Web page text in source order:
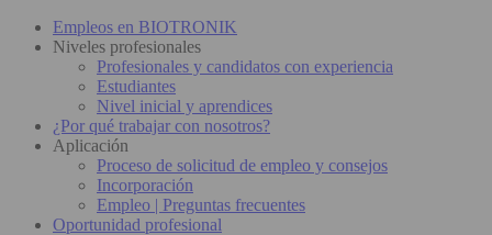
Empleos en BIOTRONIK
Niveles profesionales
Profesionales y candidatos con experiencia
Estudiantes
Nivel inicial y aprendices
¿Por qué trabajar con nosotros?
Aplicación
Proceso de solicitud de empleo y consejos
Incorporación
Empleo | Preguntas frecuentes
Oportunidad profesional